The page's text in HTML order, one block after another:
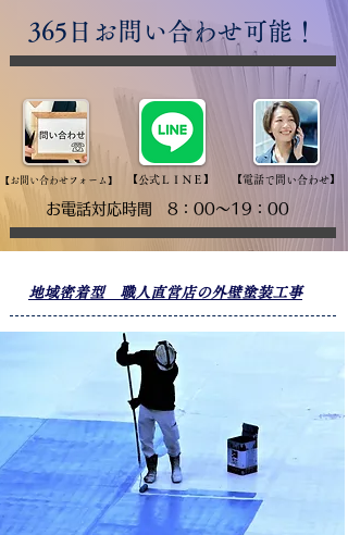
​365日お問い合わせ可能！
​【お問い合わせフォーム】 ​【公式ＬＩＮＥ】 ​【電話で問い合わせ】
​お電話対応時間 8：00～19：00
​地域密着型 職人直営店の外壁塗装工事